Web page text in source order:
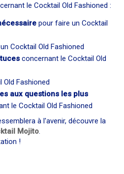
le Cocktail Old Fashioned :
pour faire un Cocktail
un Cocktail Old Fashioned
concernant le Cocktail Old
Old Fashioned
aux questions les plus
le Cocktail Old Fashioned
à l'avenir, découvre la
Mojito.
!